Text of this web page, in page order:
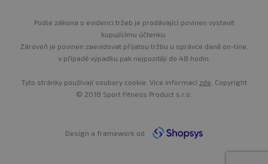
Podle zákona o evidenci tržeb je prodávající povinen vystavit
kupujícímu účtenku.
Zároveň je povinen zaevidovat přijatou tržbu u správce daně on-line,
v případě výpadku pak nejpozději do 48 hodin.
Tyto stránky používají soubory cookie. Více informací zde . Copyright
© 2018 Sport Fitness Product s.r.o.
Design a framework od